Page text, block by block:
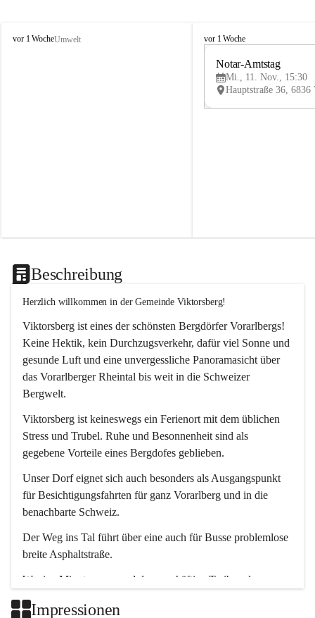
V
vor 1 WocheUmwelt
V
vor 1 Woche
Notar-Amtstag
Mi., 11. Nov., 15:30
Beschreibung
Herzlich willkommen in der Gemeinde Viktorsberg!
Viktorsberg ist eines der schönsten Bergdörfer Vorarlbergs!
Keine Hektik, kein Durchzugsverkehr, dafür viel Sonne und
gesunde Luft und eine unvergessliche Panoramasicht über
das Vorarlberger Rheintal bis weit in die Schweizer
Bergwelt.
Viktorsberg ist keineswegs ein Ferienort mit dem üblichen
Stress und Trubel. Ruhe und Besonnenheit sind als
gegebene Vorteile eines Bergdofes geblieben.
Unser Dorf eignet sich auch besonders als Ausgangspunkt
für Besichtigungsfahrten für ganz Vorarlberg und in die
benachbarte Schweiz.
Der Weg ins Tal führt über eine auch für Busse problemlose
breite Asphaltstraße.
Wenige Minuten nur, und das geschäftige Treiben der
Impressionen